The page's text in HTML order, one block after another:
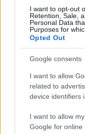
I want to opt-out
Retention, Sale,
Personal Data
Purposes for
Opted Out
Google consents
I want to allow
related to
device identifiers
I want to allow
Google for online
UDC y Xunta en
Marta Ruiz · 1 Ago 2026
Nombre
Bitcoin
(BTC)